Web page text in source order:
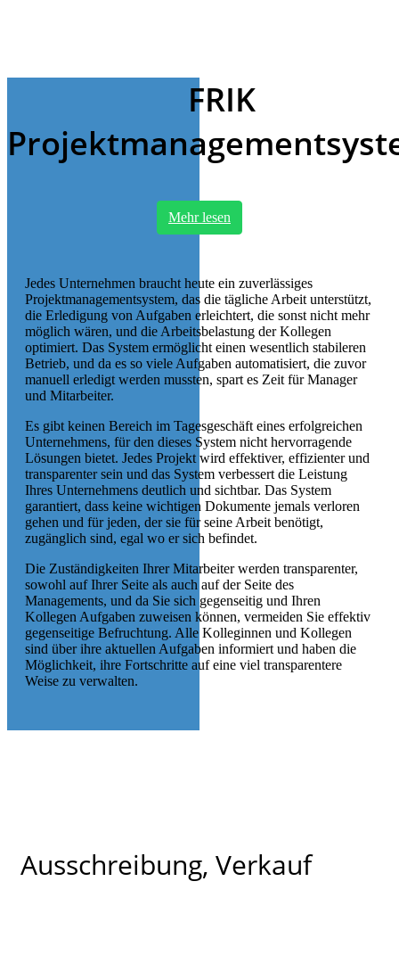
FRIK
Mehr lesen
Jedes Unternehmen braucht heute ein zuverlässiges
Projektmanagementsystem, das die tägliche Arbeit unterstützt,
die Erledigung von Aufgaben erleichtert, die sonst nicht mehr
möglich wären, und die Arbeitsbelastung der Kollegen
optimiert. Das System ermöglicht einen wesentlich stabileren
Betrieb, und da es so viele Aufgaben automatisiert, die zuvor
manuell erledigt werden mussten, spart es Zeit für Manager
und Mitarbeiter.
Es gibt keinen Bereich im Tagesgeschäft eines erfolgreichen
Unternehmens, für den dieses System nicht hervorragende
Lösungen bietet. Jedes Projekt wird effektiver, effizienter und
transparenter sein und das System verbessert die Leistung
Ihres Unternehmens deutlich und sichtbar. Das System
garantiert, dass keine wichtigen Dokumente jemals verloren
gehen und für jeden, der sie für seine Arbeit benötigt,
zugänglich sind, egal wo er sich befindet.
Die Zuständigkeiten Ihrer Mitarbeiter werden transparenter,
sowohl auf Ihrer Seite als auch auf der Seite des
Managements, und da Sie sich gegenseitig und Ihren
Kollegen Aufgaben zuweisen können, vermeiden Sie effektiv
gegenseitige Befruchtung. Alle Kolleginnen und Kollegen
sind über ihre aktuellen Aufgaben informiert und haben die
Möglichkeit, ihre Fortschritte auf eine viel transparentere
Weise zu verwalten.
Ausschreibung, Verkauf